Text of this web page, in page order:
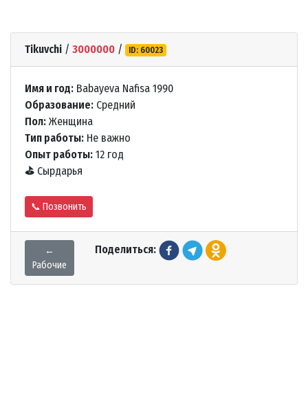
Tikuvchi / 3000000 / ID: 60023
Имя и год: Babayeva Nafisa 1990
Образование: Средний
Пол: Женщина
Тип работы: Не важно
Опыт работы: 12 год
⛳ Сырдарья
📞 Позвонить
←
Рабочие
Поделиться: